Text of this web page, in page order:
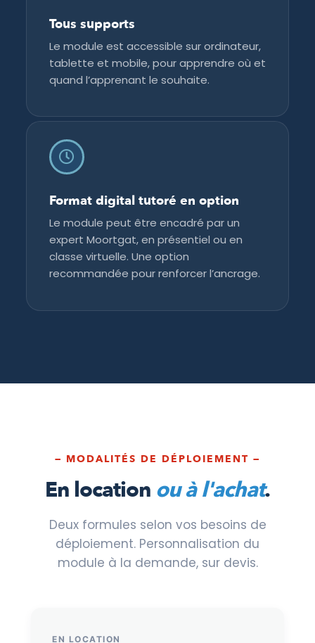
Tous supports
Le module est accessible sur ordinateur,
tablette et mobile, pour apprendre où et
quand l’apprenant le souhaite.
Format digital tutoré en option
Le module peut être encadré par un
expert Moortgat, en présentiel ou en
classe virtuelle. Une option
recommandée pour renforcer l’ancrage.
— MODALITÉS DE DÉPLOIEMENT —
En location ou à l'achat.
Deux formules selon vos besoins de
déploiement. Personnalisation du
module à la demande, sur devis.
EN LOCATION